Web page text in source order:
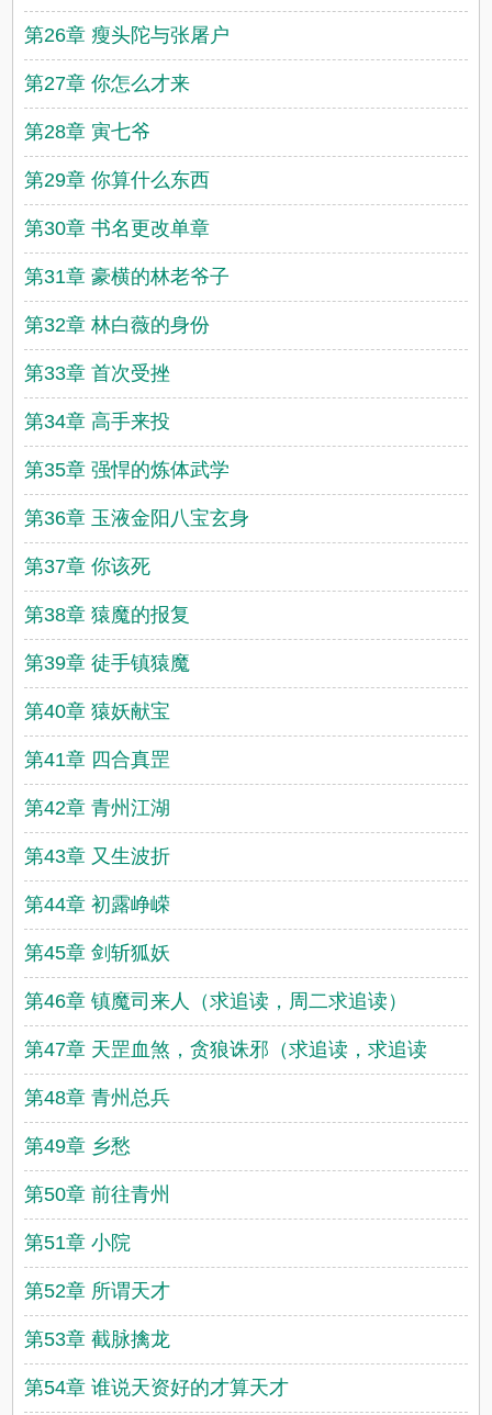
第26章 瘦头陀与张屠户
第27章 你怎么才来
第28章 寅七爷
第29章 你算什么东西
第30章 书名更改单章
第31章 豪横的林老爷子
第32章 林白薇的身份
第33章 首次受挫
第34章 高手来投
第35章 强悍的炼体武学
第36章 玉液金阳八宝玄身
第37章 你该死
第38章 猿魔的报复
第39章 徒手镇猿魔
第40章 猿妖献宝
第41章 四合真罡
第42章 青州江湖
第43章 又生波折
第44章 初露峥嵘
第45章 剑斩狐妖
第46章 镇魔司来人（求追读，周二求追读）
第47章 天罡血煞，贪狼诛邪（求追读，求追读
第48章 青州总兵
第49章 乡愁
第50章 前往青州
第51章 小院
第52章 所谓天才
第53章 截脉擒龙
第54章 谁说天资好的才算天才